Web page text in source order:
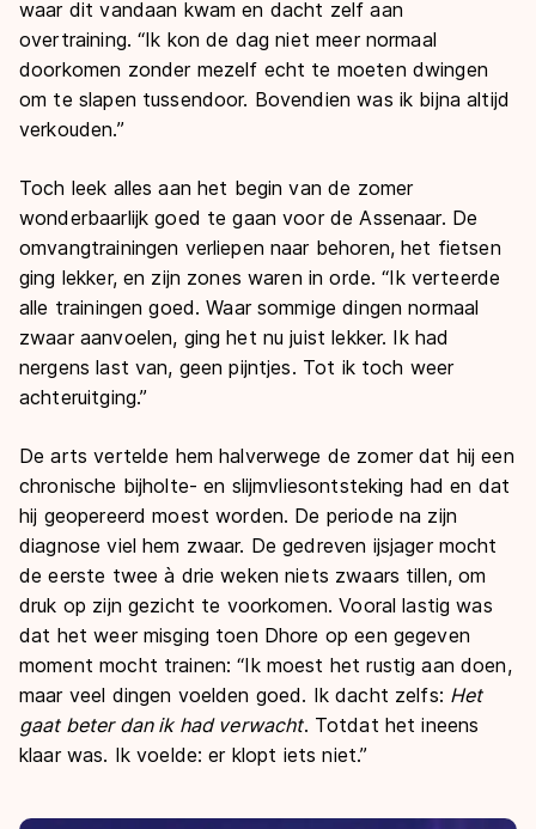
waar dit vandaan kwam en dacht zelf aan
overtraining. “Ik kon de dag niet meer normaal
doorkomen zonder mezelf echt te moeten dwingen
om te slapen tussendoor. Bovendien was ik bijna altijd
verkouden.”
Toch leek alles aan het begin van de zomer
wonderbaarlijk goed te gaan voor de Assenaar. De
omvangtrainingen verliepen naar behoren, het fietsen
ging lekker, en zijn zones waren in orde. “Ik verteerde
alle trainingen goed. Waar sommige dingen normaal
zwaar aanvoelen, ging het nu juist lekker. Ik had
nergens last van, geen pijntjes. Tot ik toch weer
achteruitging.”
De arts vertelde hem halverwege de zomer dat hij een
chronische bijholte- en slijmvliesontsteking had en dat
hij geopereerd moest worden. De periode na zijn
diagnose viel hem zwaar. De gedreven ijsjager mocht
de eerste twee à drie weken niets zwaars tillen, om
druk op zijn gezicht te voorkomen. Vooral lastig was
dat het weer misging toen Dhore op een gegeven
moment mocht trainen: “Ik moest het rustig aan doen,
maar veel dingen voelden goed. Ik dacht zelfs: Het
gaat beter dan ik had verwacht. Totdat het ineens
klaar was. Ik voelde: er klopt iets niet.”